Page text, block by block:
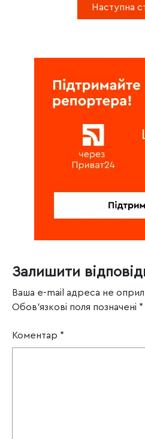
Наступна
Залишити
Ваша e-mail адреса не
Обов’язкові поля позначені *
Коментар *